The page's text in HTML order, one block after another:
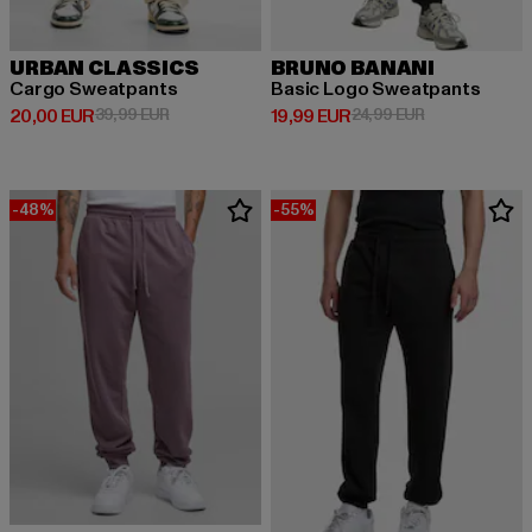
URBAN CLASSICS
Cargo Sweatpants
20,00 EUR
Derzeitiger Preis: 20,00 EUR
39,99 EURAktionspreis: 39,99 EUR
BRUNO BANANI
Basic Logo Sweatpants
19,99 EUR
Derzeitiger Preis: 19,99 EUR
24,99 EURAktionspreis:
-48% -55%